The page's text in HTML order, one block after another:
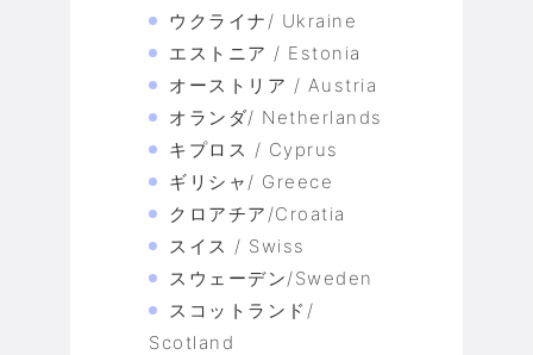
ウクライナ/ Ukraine
エストニア / Estonia
オーストリア / Austria
オランダ/ Netherlands
キプロス / Cyprus
ギリシャ/ Greece
クロアチア/Croatia
スイス / Swiss
スウェーデン/Sweden
スコットランド/
Scotland